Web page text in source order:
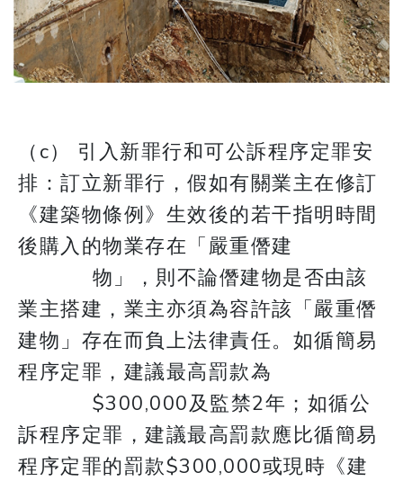
（c） 引入新罪行和可公訴程序定罪安
排：訂立新罪行，假如有關業主在修訂
《建築物條例》生效後的若干指明時間
後購入的物業存在「嚴重僭建
物」，則不論僭建物是否由該
業主搭建，業主亦須為容許該「嚴重僭
建物」存在而負上法律責任。如循簡易
程序定罪，建議最高罰款為
$300,000及監禁2年；如循公
訴程序定罪，建議最高罰款應比循簡易
程序定罪的罰款$300,000或現時《建